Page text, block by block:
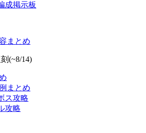
成掲示板
まとめ
(~8/14)
まとめ
ス攻略
攻略